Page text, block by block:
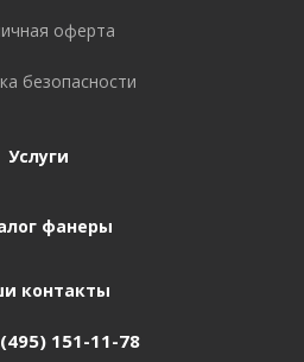
оферта
безопасности
Услуги
фанеры
контакты
151-11-78